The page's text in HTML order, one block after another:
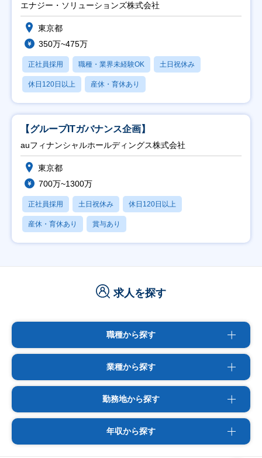
エナジー・ソリューションズ株式会社
東京都
350万~475万
正社員採用 職種・業界未経験OK 土日祝休み
休日120日以上 産休・育休あり
【グループITガバナンス企画】
auフィナンシャルホールディングス株式会社
東京都
700万~1300万
正社員採用 土日祝休み 休日120日以上
産休・育休あり 賞与あり
求人を探す
職種から探す
業種から探す
勤務地から探す
年収から探す